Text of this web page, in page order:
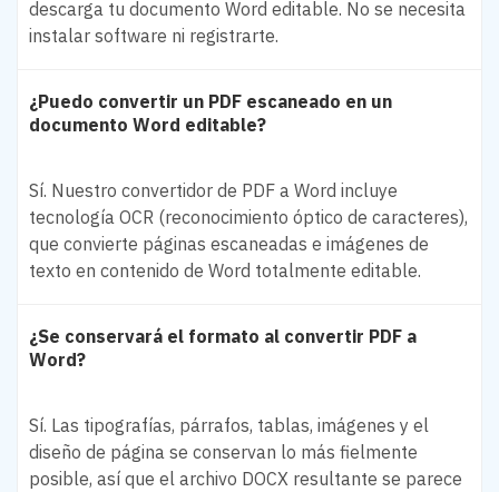
descarga tu documento Word editable. No se necesita
instalar software ni registrarte.
¿Puedo convertir un PDF escaneado en un
documento Word editable?
Sí. Nuestro convertidor de PDF a Word incluye
tecnología OCR (reconocimiento óptico de caracteres),
que convierte páginas escaneadas e imágenes de
texto en contenido de Word totalmente editable.
¿Se conservará el formato al convertir PDF a
Word?
Sí. Las tipografías, párrafos, tablas, imágenes y el
diseño de página se conservan lo más fielmente
posible, así que el archivo DOCX resultante se parece